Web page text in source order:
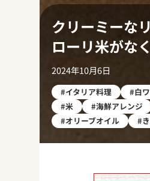
クリーミーな
ローリ米がな
2024年10月6日
#イタリア料理 #白
#米
#海鮮アレンジ
#オリーブオイル
#